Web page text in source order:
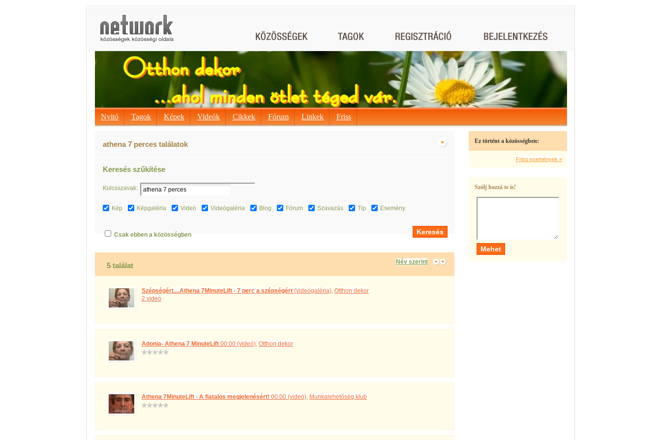
Nyitó Tagok Képek Videók Cikkek Fórum Linkek Friss
athena 7 perces találatok
Keresés szűkítése
Kulcsszavak:
Kép Képgaléria Videó Videógaléria Blog Fórum Szavazás Tip Esemény
Csak ebben a közösségben
5 találat Név szerint
Szépségért....Athena 7MinuteLift - 7 perc a szépségért (videógaléria), Otthon dekor
2 videó
Adonia- Athena 7 MinuteLift 00:00 (videó), Otthon dekor
Athena 7MinuteLift - A fiatalos megjelenésért! 00:00 (videó), Munkalehetőség klub
Ez történt a közösségben:
Friss események »
Szólj hozzá te is!